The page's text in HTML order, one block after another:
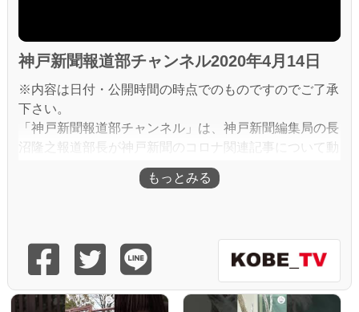
神戸新聞報道部チャンネル2020年4月14日
※内容は日付・公開時間の時点でのものですのでご了承
下さい。
「神戸新聞報道部チャンネル」は、神戸新聞編集局の長
沼隆之報道部長が神戸新聞のコロナ関連記事について動
画で解説。緊急事態宣言が出された兵庫県からフェイク
ニュースにとらわれない正確な情報を随時届けます。